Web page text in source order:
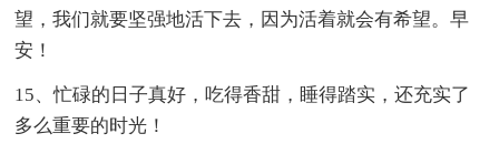
望，我们就要坚强地活下去，因为活着就会有希望。早
安！
15、忙碌的日子真好，吃得香甜，睡得踏实，还充实了
多么重要的时光！